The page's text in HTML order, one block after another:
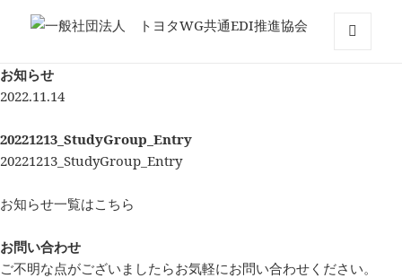
進協会
お知らせ
2022.11.14
20221213_StudyGroup_Entry
20221213_StudyGroup_Entry
お知らせ一覧はこちら
お問い合わせ
ご不明な点がございましたらお気軽にお問い合わせください。